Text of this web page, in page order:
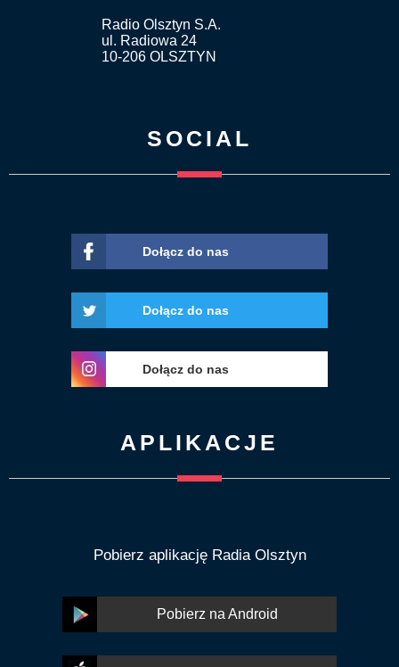
Radio Olsztyn S.A.
ul. Radiowa 24
10-206 OLSZTYN
SOCIAL
Dołącz do nas
Dołącz do nas
Dołącz do nas
APLIKACJE
Pobierz aplikację Radia Olsztyn
Pobierz na Android